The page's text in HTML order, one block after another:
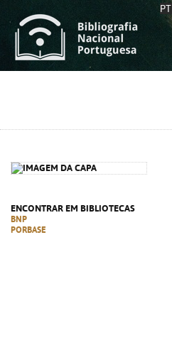
PT
ENCONTRAR EM BIBLIOTECAS
BNP
PORBASE